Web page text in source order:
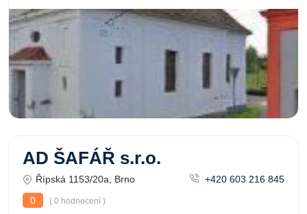
AD ŠAFÁŘ s.r.o.
Řípská 1153/20a, Brno
+420 603 216 845
0
( 0 hodnocení )